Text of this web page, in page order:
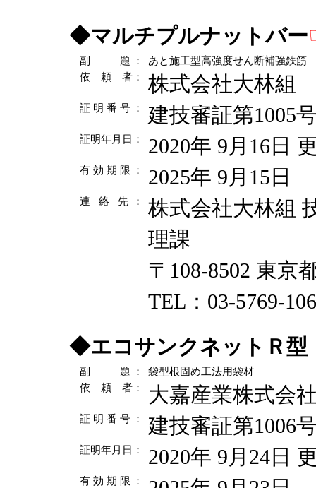
◆マルチプルナットバー
副 題 ：
あと施工型高強度せん断補強鉄筋
依 頼 者 ： 株式会社大林組
証 明 番 号 ： 建技審証第1005
証明年月日 ： 2020年 9月16日
有 効 期 限 ： 2025年 9月15日
連 絡 先 ：
株式会社大林組
理課
〒108-8502 東京
TEL：03-5769-
◆エコサンクネットＲ型
副 題 ：
袋型根固め工法用袋材
依 頼 者 ： 大嘉産業株式会
証 明 番 号 ： 建技審証第1006
証明年月日 ： 2020年 9月24日
有 効 期 限 ：